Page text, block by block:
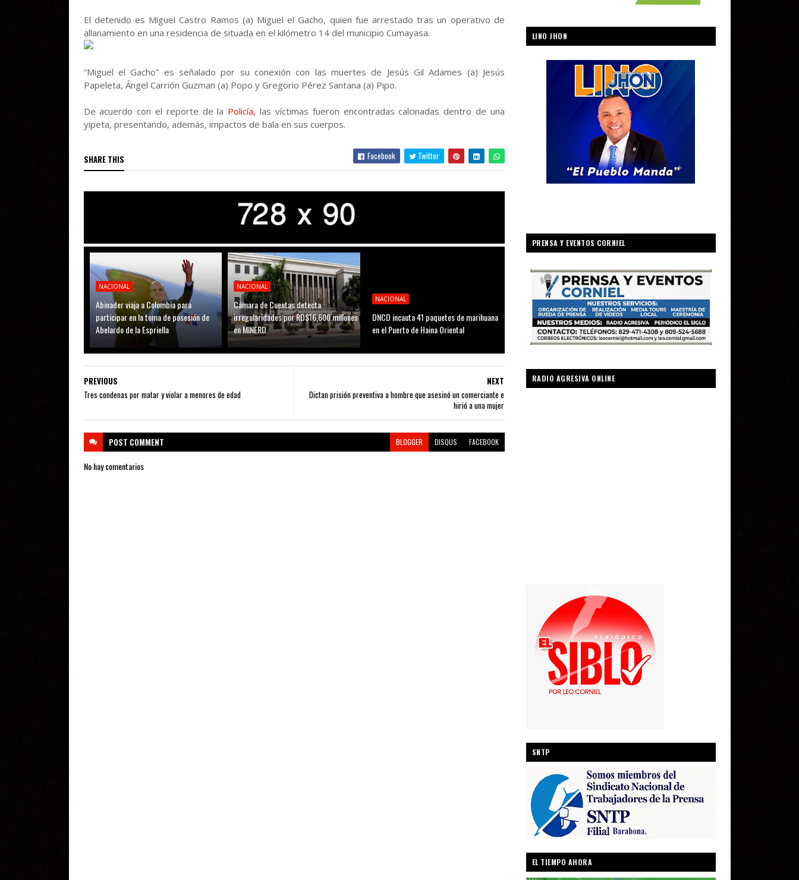
El detenido es Miguel Castro Ramos (a) Miguel el Gacho, quien fue arrestado tras un operativo de
allanamiento en una residencia de situada en el kilómetro 14 del municipio Cumayasa.
“Miguel el Gacho” es señalado por su conexión con las muertes de Jesús Gil Adames (a) Jesús
Papeleta, Ángel Carrión Guzman (a) Popo y Gregorio Pérez Santana (a) Pipo.
De acuerdo con el reporte de la Policía,las víctimas fueron encontradas calcinadas dentro de una
yipeta, presentando, además, impactos de bala en sus cuerpos.
SHARE THIS Facebook Twitter
NACIONAL
Abinader viaja a Colombia para
participar en la toma de posesión de
Abelardo de la Espriella
NACIONAL
Cámara de Cuentas detecta
irregularidades por RD$16,600 millones
en MINERD
NACIONAL
DNCD incauta 41 paquetes de marihuana
en el Puerto de Haina Oriental
NEXT
Dictan prisión preventiva a hombre que asesinó un comerciante e
hirió a una mujer
PREVIOUS
Tres condenas por matar y violar a menores de edad
POST COMMENT BLOGGER DISQUS FACEBOOK
No hay comentarios
LINO JHON
PRENSA Y EVENTOS CORNIEL
RADIO AGRESIVA ONLINE
SNTP
EL TIEMPO AHORA